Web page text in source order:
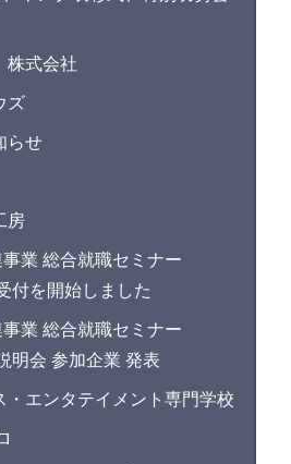
式会社
ズ
らせ
房
事業 総合就職セミナー
付を開始しました
事業 総合就職セミナー
明会 参加企業 発表
・エンタテイメント専門学校